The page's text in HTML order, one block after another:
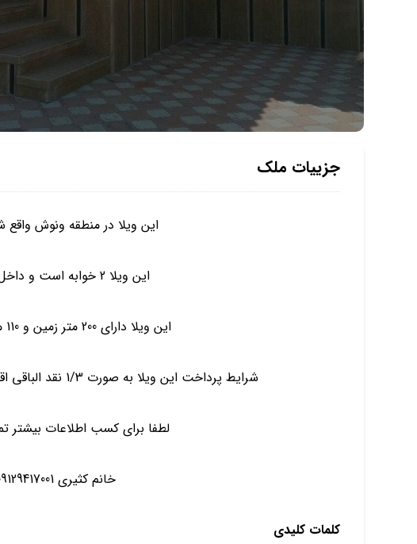
جزییات ملک
این ویلا در منطقه ونوش
این ویلا 2 خوابه است و داخل شهرک
این ویلا دارای 200 متر زمین و 110 متر بنا است
شرایط پرداخت این ویلا به صورت 1/3 نقد الباقی اقساط بلند مدت بی بهره است
لطفا برای کسب اطلاعات بیشتر
خانم کثیری 09129417001
کلمات کلیدی